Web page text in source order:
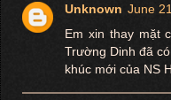
Unknown June
Em xin thay mặt
Trường Dinh đã
khúc mới của NS